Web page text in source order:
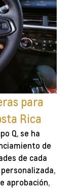
para
Rica
Q, se ha
de
de cada
aprobación,